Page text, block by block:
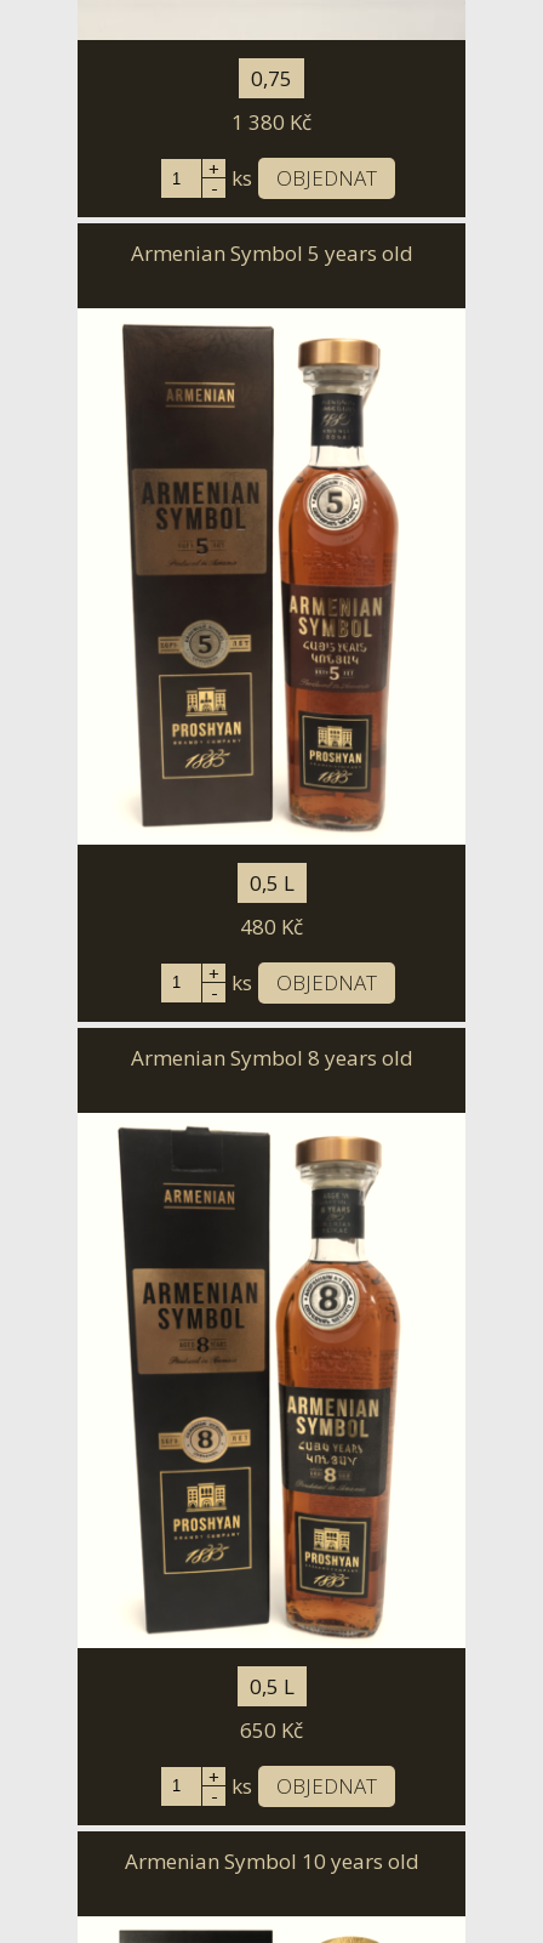
0,75
1 380 Kč
+
- ks OBJEDNAT
Armenian Symbol 5 years old
0,5 L
480 Kč
+
- ks OBJEDNAT
Armenian Symbol 8 years old
0,5 L
650 Kč
+
- ks OBJEDNAT
Armenian Symbol 10 years old